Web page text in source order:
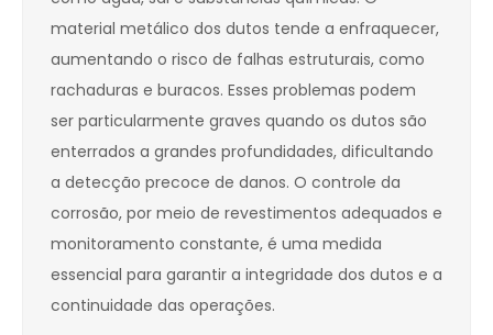
material metálico dos dutos tende a enfraquecer,
aumentando o risco de falhas estruturais, como
rachaduras e buracos. Esses problemas podem
ser particularmente graves quando os dutos são
enterrados a grandes profundidades, dificultando
a detecção precoce de danos. O controle da
corrosão, por meio de revestimentos adequados e
monitoramento constante, é uma medida
essencial para garantir a integridade dos dutos e a
continuidade das operações.